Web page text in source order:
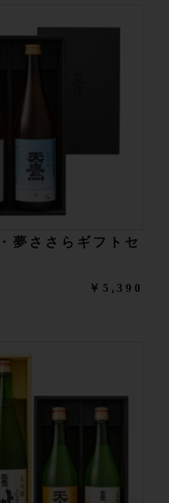
夢ささらギフトセ
￥5,390